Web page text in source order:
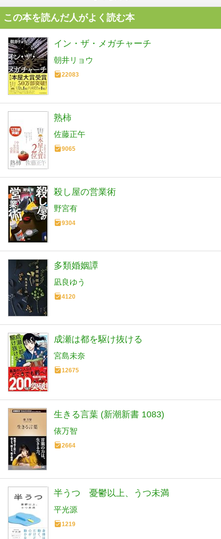
この本を読んだ人がよく読む本
イン・ザ・メガチャーチ
朝井リョウ
22083
熟柿
佐藤正午
9065
殺し屋の営業術
野宮有
9304
多類婚姻譚
凪良ゆう
4120
成瀬は都を駆け抜ける
宮島未奈
12675
生きる言葉 (新潮新書 1083)
俵万智
2664
半うつ 憂鬱以上、うつ未満
平光源
1219